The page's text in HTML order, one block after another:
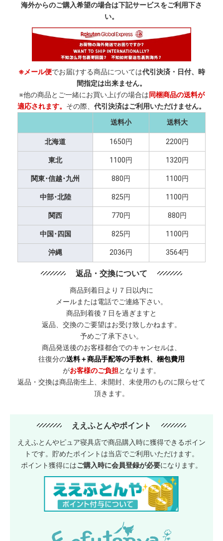
海外からのご購入希望の場合は下記サービスをご利用下さ
い。
※メール便でお届けする商品については代引決済・日付、時
間指定は出来ません。
※他の商品とご一緒にお買い上げの場合は同梱商品の送料が
適応されます。 その際、 代引決済はご利用いただけません。
送料小
送料大
北海道 1650円 2200円
東北 1100円 1320円
関東･信越･九州 880円 1100円
中部･北陸 825円 1100円
関西 770円 880円
中国･四国 825円 1100円
沖縄 2036円 3564円
返品・交換について
商品到着日より７日以内に
メールまたは電話でご連絡下さい。
商品到着後７日を過ぎますと
返品、交換のご要望はお受け致しかねます。
予めご了承下さい。
商品発送後のお客様都合でのキャンセルは、
往復分の送料＋商品手配等の手数料、梱包費用
がお客様のご負担となります。
返品・交換は商品衛生上、未開封、未使用のものに限らせて
頂きます。
ええふとんやポイント
ええふとんやピュア寝具店で商品購入時に獲得できるポイン
トです。貯めたポイントは当店でご利用いただけます。
ポイント獲得にはご購入時に会員登録が必要になります。